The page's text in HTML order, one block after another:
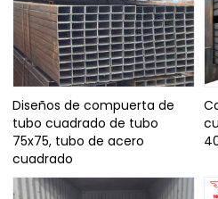
Diseños de compuerta de
tubo cuadrado de tubo
75x75, tubo de acero
cuadrado